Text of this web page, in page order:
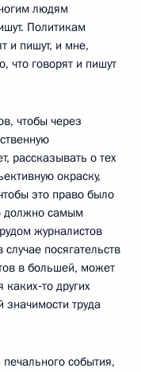
людям
Политикам
и пишут, и мне,
что говорят и пишут
чтобы через
рассказывать о тех
окраску,
это право было
должно самым
журналистов
посягательств
в большей, может
других
значимости труда
события,